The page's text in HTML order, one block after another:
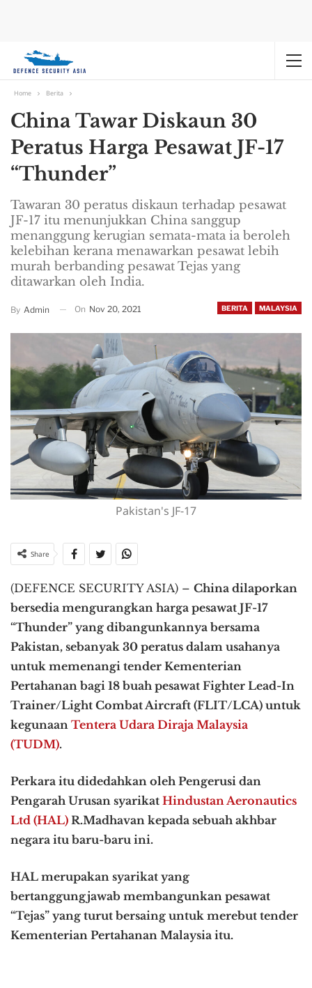
Home Berita
China Tawar Diskaun 30
Peratus Harga Pesawat JF-17
“Thunder”
Tawaran 30 peratus diskaun terhadap pesawat
JF-17 itu menunjukkan China sanggup
menanggung kerugian semata-mata ia beroleh
kelebihan kerana menawarkan pesawat lebih
murah berbanding pesawat Tejas yang
ditawarkan oleh India.
BERITA MALAYSIA
By Admin On Nov 20, 2021
Pakistan's JF-17
Share
(DEFENCE SECURITY ASIA) – China dilaporkan
bersedia mengurangkan harga pesawat JF-17
“Thunder” yang dibangunkannya bersama
Pakistan, sebanyak 30 peratus dalam usahanya
untuk memenangi tender Kementerian
Pertahanan bagi 18 buah pesawat Fighter Lead-In
Trainer/Light Combat Aircraft (FLIT/LCA) untuk
kegunaan Tentera Udara Diraja Malaysia
(TUDM).
Perkara itu didedahkan oleh Pengerusi dan
Pengarah Urusan syarikat Hindustan Aeronautics
Ltd (HAL) R.Madhavan kepada sebuah akhbar
negara itu baru-baru ini.
HAL merupakan syarikat yang
bertanggungjawab membangunkan pesawat
“Tejas” yang turut bersaing untuk merebut tender
Kementerian Pertahanan Malaysia itu.